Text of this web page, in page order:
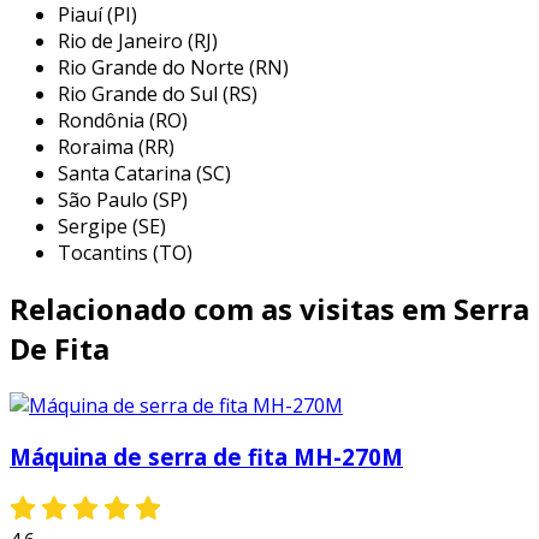
ripas e peças com formatos complexos. a
serra de fita permite a criação de
acabamentos com qualidade superior.
indústria metalúrgica:
cortes em metais diversos, como alumínio
e aço. seu design permite cortes finos e
ângulos dificultosos com facilidade.
produção de móveis:
nível de detalhamento e precisão,
garantindo acabamentos impecáveis.
em trabalhos artísticos que demandam
madeira ou materiais plásticos.
essas aplicações destacam a importância da
Piauí (PI)
Rio de Janeiro (RJ)
Rio Grande do Norte (RN)
Rio Grande do Sul (RS)
Rondônia (RO)
Roraima (RR)
Santa Catarina (SC)
São Paulo (SP)
Sergipe (SE)
Tocantins (TO)
Relacionado com as visitas em Serra
De Fita
Máquina de serra de fita MH-270M